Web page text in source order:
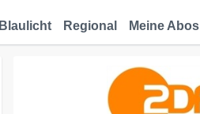
Blaulicht Regional Meine Abos